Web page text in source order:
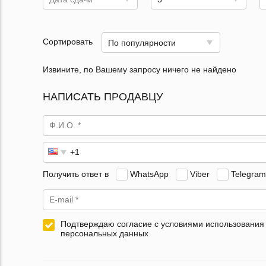
Сортировать По популярности
Извините, по Вашему запросу ничего не найдено
НАПИСАТЬ ПРОДАВЦУ
Получить ответ в WhatsApp Viber Telegram
Подтверждаю согласие с условиями использования
персональных данных